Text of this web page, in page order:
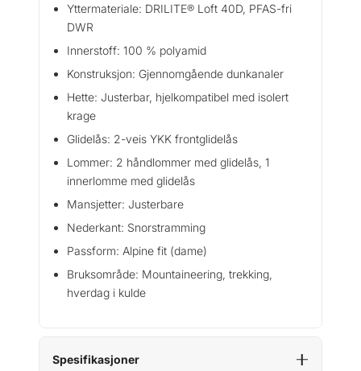
Yttermateriale: DRILITE® Loft 40D, PFAS-fri
DWR
Innerstoff: 100 % polyamid
Konstruksjon: Gjennomgående dunkanaler
Hette: Justerbar, hjelkompatibel med isolert
krage
Glidelås: 2-veis YKK frontglidelås
Lommer: 2 håndlommer med glidelås, 1
innerlomme med glidelås
Mansjetter: Justerbare
Nederkant: Snorstramming
Passform: Alpine fit (dame)
Bruksområde: Mountaineering, trekking,
hverdag i kulde
Spesifikasjoner